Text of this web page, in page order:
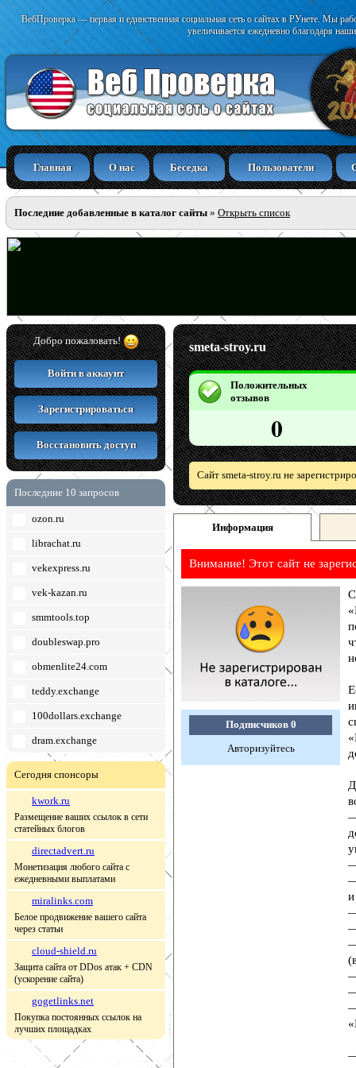
ВебПроверка — первая и единственная социальная сеть о сайтах в РУнете. Мы
увеличивается ежедневно благодаря
Главная О нас Беседка Пользователи
Последние добавленные в каталог сайты » Открыть список
Добро пожаловать!
Войти в аккаунт
Зарегистрироваться
Восстановить доступ
Последние 10 запросов
ozon.ru
librachat.ru
vekexpress.ru
vek-kazan.ru
smmtools.top
doubleswap.pro
obmenlite24.com
teddy.exchange
100dollars.exchange
dram.exchange
Сегодня спонсоры
kwork.ru
Размещение ваших ссылок в сети
статейных блогов
directadvert.ru
Монетизация любого сайта с
ежедневными выплатами
miralinks.com
Белое продвижение вашего сайта
через статьи
cloud-shield.ru
Защита сайта от DDos атак + CDN
(ускорение сайта)
gogetlinks.net
Покупка постоянных ссылок на
лучших площадках
smeta-stroy.ru
Положительных
отзывов
0
Сайт smeta-stroy.ru не
Информация
Внимание! Этот сайт не
Подписчиков 0
Авторизуйтесь